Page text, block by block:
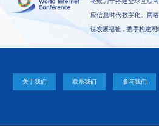
应信息时代数字化、网
谋发展福祉，携手构建网
关于我们 联系我们 参与我们